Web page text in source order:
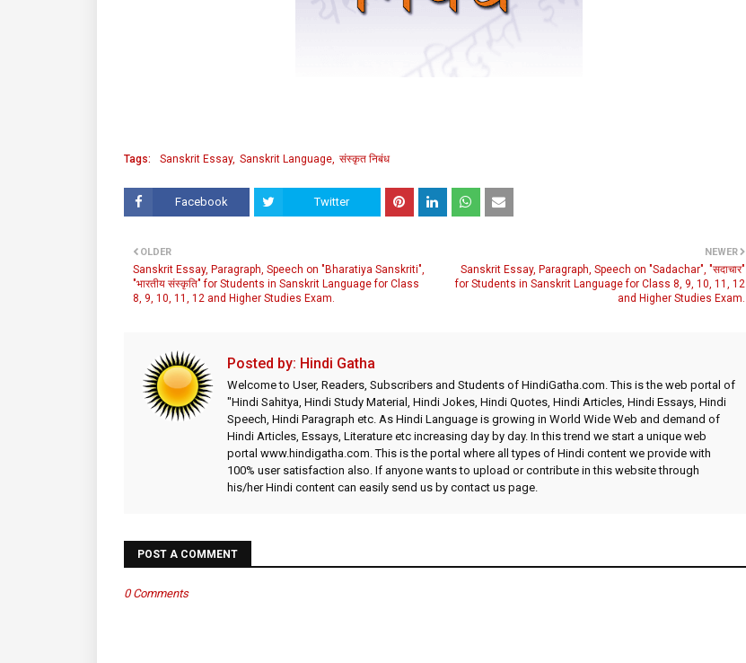
Tags: Sanskrit Essay Sanskrit Language संस्कृत निबंध
Facebook Twitter
NEWER
Sanskrit Essay, Paragraph, Speech on "Sadachar", "सदाचार"
for Students in Sanskrit Language for Class 8, 9, 10, 11, 12
and Higher Studies Exam.
OLDER
Sanskrit Essay, Paragraph, Speech on "Bharatiya Sanskriti",
"भारतीय संस्कृति" for Students in Sanskrit Language for Class
8, 9, 10, 11, 12 and Higher Studies Exam.
Posted by: Hindi Gatha
Welcome to User, Readers, Subscribers and Students of HindiGatha.com. This is the web portal of
"Hindi Sahitya, Hindi Study Material, Hindi Jokes, Hindi Quotes, Hindi Articles, Hindi Essays, Hindi
Speech, Hindi Paragraph etc. As Hindi Language is growing in World Wide Web and demand of
Hindi Articles, Essays, Literature etc increasing day by day. In this trend we start a unique web
portal www.hindigatha.com. This is the portal where all types of Hindi content we provide with
100% user satisfaction also. If anyone wants to upload or contribute in this website through
his/her Hindi content can easily send us by contact us page.
POST A COMMENT
0 Comments